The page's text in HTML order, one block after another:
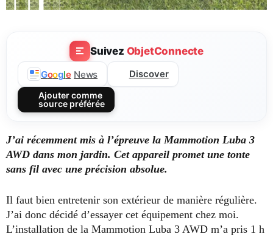
Suivez ObjetConnecte
Google News Discover
Ajouter comme
source préférée
J’ai récemment mis à l’épreuve la Mammotion Luba 3
AWD dans mon jardin. Cet appareil promet une tonte
sans fil avec une précision absolue.
Il faut bien entretenir son extérieur de manière régulière.
J’ai donc décidé d’essayer cet équipement chez moi.
L’installation de la Mammotion Luba 3 AWD m’a pris 1 h